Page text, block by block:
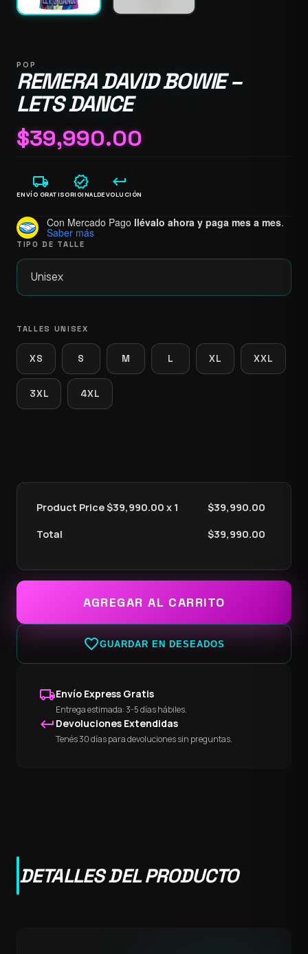
POP
REMERA DAVID BOWIE –
LETS DANCE
$39,990.00
local_shipping
ENVÍO GRATIS
verified
ORIGINAL
keyboard_return
DEVOLUCIÓN
Con Mercado Pago llévalo ahora y paga mes a mes.
Saber más
TIPO DE TALLE
TALLES UNISEX
XS S M L XL XXL
3XL 4XL
Product Price $39,990.00 x 1 $39,990.00
Total $39,990.00
AGREGAR AL CARRITO
favorite_borderGUARDAR EN DESEADOS
local_shippingEnvío Express Gratis
Entrega estimada: 3-5 días hábiles.
keyboard_return Devoluciones Extendidas
Tenés 30 días para devoluciones sin preguntas.
DETALLES DEL PRODUCTO